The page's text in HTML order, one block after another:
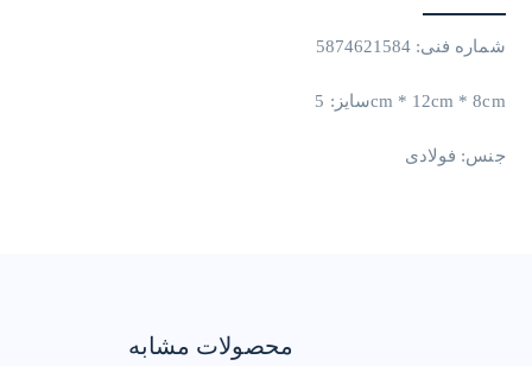
شماره فنی: 5874621584
سایز: 5cm * 12cm * 8cm
جنس: فولادی
محصولات مشابه